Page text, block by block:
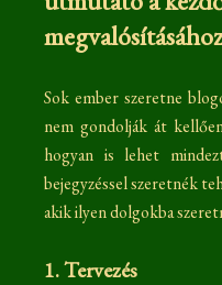
megvalósításához
Sok ember szeretne
nem gondolják át
hogyan is lehet
bejegyzéssel szeretnék
akik ilyen dolgokba
1. Tervezés